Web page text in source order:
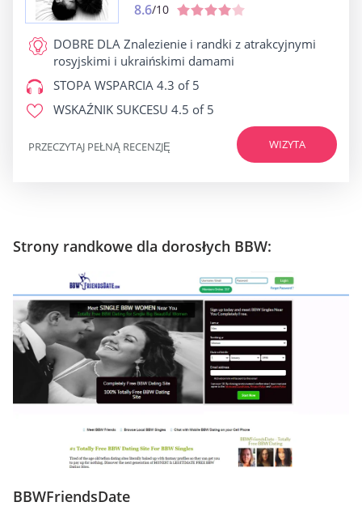
8.6/10
DOBRE DLA Znalezienie i randki z atrakcyjnymi
rosyjskimi i ukraińskimi damami
STOPA WSPARCIA 4.3 of 5
WSKAŹNIK SUKCESU 4.5 of 5
WIZYTA
PRZECZYTAJ PEŁNĄ RECENZJĘ
Strony randkowe dla dorosłych BBW:
BBWFriendsDate